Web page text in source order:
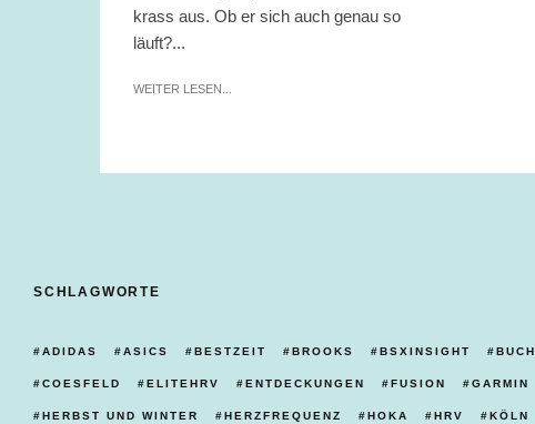
krass aus. Ob er sich auch genau so
läuft?...
WEITER LESEN...
SCHLAGWORTE
ADIDAS ASICS BESTZEIT BROOKS BSXINSIGHT BUCH
COESFELD ELITEHRV ENTDECKUNGEN FUSION GARMIN
HERBST UND WINTER HERZFREQUENZ HOKA HRV KÖLN